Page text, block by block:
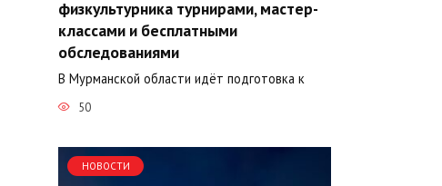
физкультурника турнирами, мастер-
классами и бесплатными
обследованиями
В Мурманской области идёт подготовка к
50
НОВОСТИ